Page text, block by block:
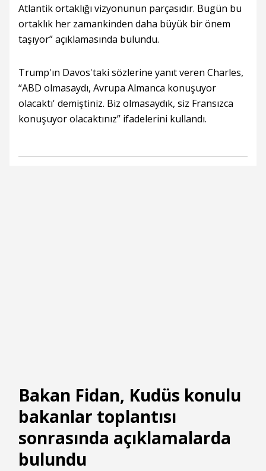
Atlantik ortaklığı vizyonunun parçasıdır. Bugün bu
ortaklık her zamankinden daha büyük bir önem
taşıyor” açıklamasında bulundu.
Trump'ın Davos'taki sözlerine yanıt veren Charles,
“ABD olmasaydı, Avrupa Almanca konuşuyor
olacaktı' demiştiniz. Biz olmasaydık, siz Fransızca
konuşuyor olacaktınız” ifadelerini kullandı.
Bakan Fidan, Kudüs konulu
bakanlar toplantısı
sonrasında açıklamalarda
bulundu